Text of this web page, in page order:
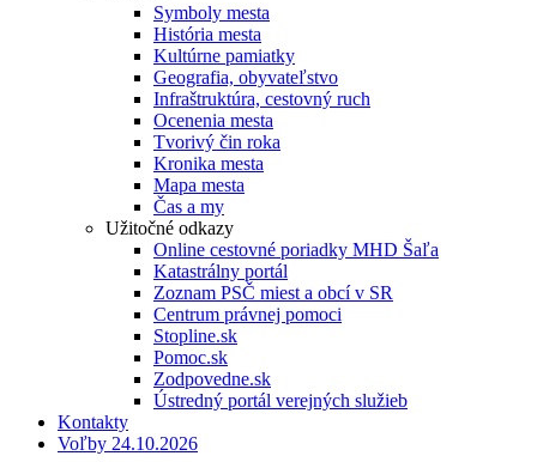
Symboly mesta
História mesta
Kultúrne pamiatky
Geografia, obyvateľstvo
Infraštruktúra, cestovný ruch
Ocenenia mesta
Tvorivý čin roka
Kronika mesta
Mapa mesta
Čas a my
Užitočné odkazy
Online cestovné poriadky MHD Šaľa
Katastrálny portál
Zoznam PSČ miest a obcí v SR
Centrum právnej pomoci
Stopline.sk
Pomoc.sk
Zodpovedne.sk
Ústredný portál verejných služieb
Kontakty
Voľby 24.10.2026